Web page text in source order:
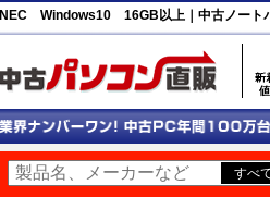
NEC Windows10 16GB以上｜中古ノート